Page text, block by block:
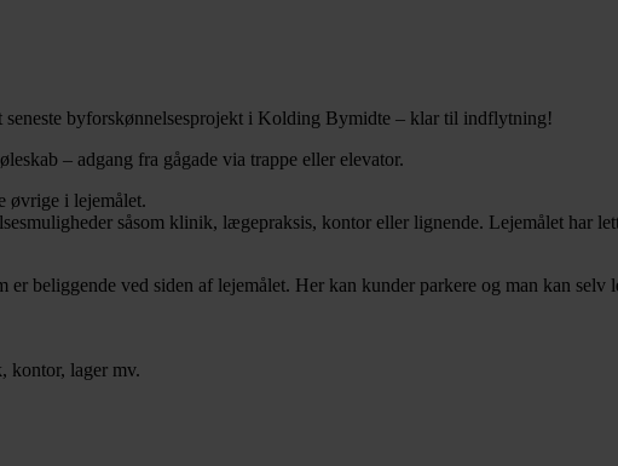
byforskønnelsesprojekt i Kolding Bymidte – klar til indflytning!
– adgang fra gågade via trappe eller elevator.
øvrige i lejemålet.
såsom klinik, lægepraksis, kontor eller lignende. Lejemålet har
beliggende ved siden af lejemålet. Her kan kunder parkere og man kan selv
kontor, lager mv.